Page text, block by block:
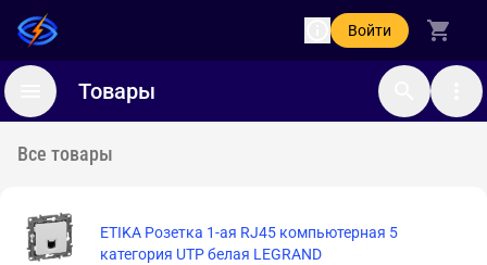
Войти
Товары
Все товары
ETIKA Розетка 1-ая RJ45 компьютерная 5
категория UTP белая LEGRAND